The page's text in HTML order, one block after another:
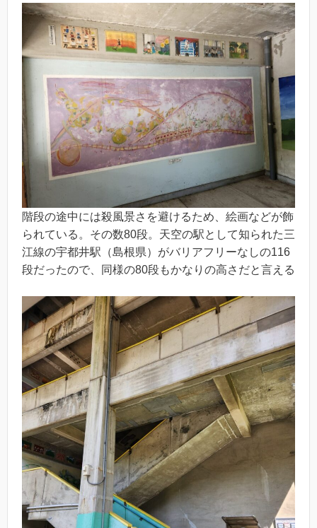
階段の途中には殺風景さを避けるため、絵画などが飾
られている。その数80段。天空の駅として知られた三
江線の宇都井駅（島根県）がバリアフリーなしの116
段だったので、同様の80段もかなりの高さだと言える